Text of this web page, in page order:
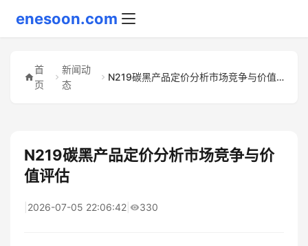
enesoon.com
首
页
新闻动
态
N219碳黑产品定价分析市场竞争与价值评估
N219碳黑产品定价分析市场竞争与价
值评估
2026-07-05 22:06:42 330